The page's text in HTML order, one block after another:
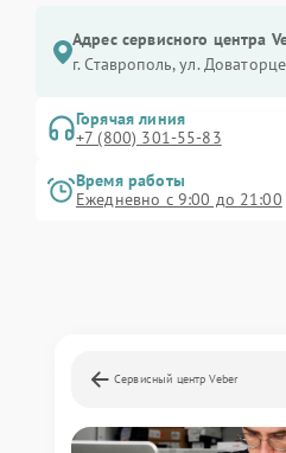
Адрес сервисного центра
г. Ставрополь, ул.
Горячая линия
+7 (800) 301-55-83
Время работы
Ежедневно с 9:00 до 21:00
Сервисный центр Veber